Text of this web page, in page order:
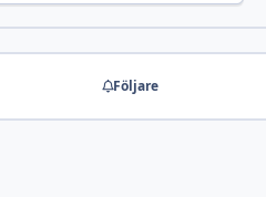
Följare